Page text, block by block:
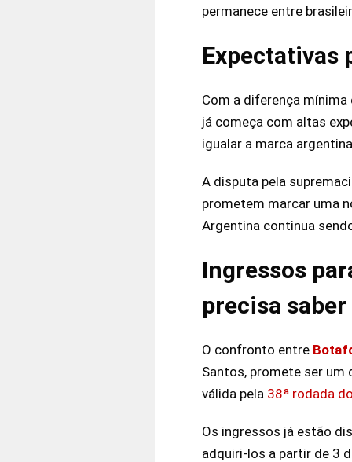
permanece entre
Expectativas
Com a diferença
já começa com altas
igualar a marca
A disputa pela
prometem marcar uma
Argentina continua
Ingressos
precisa
O confronto entre
Santos, promete ser
válida pela 38ª rodada
Os ingressos já estão
adquiri-los a partir de 3